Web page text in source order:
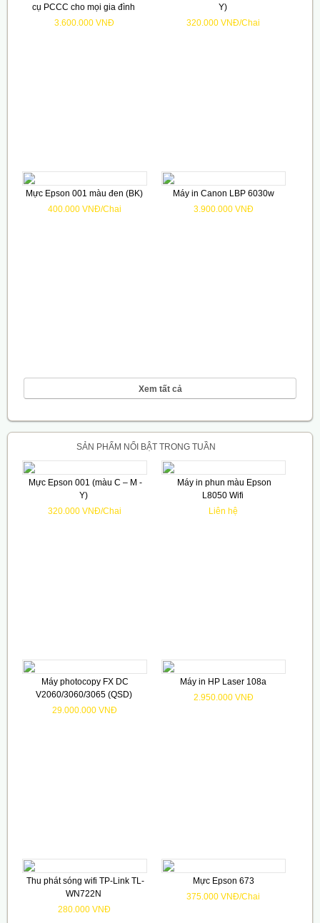
cụ PCCC cho mọi gia đình
3.600.000 VNĐ
Y)
320.000 VNĐ/Chai
Mực Epson 001 màu đen (BK)
400.000 VNĐ/Chai
Máy in Canon LBP 6030w
3.900.000 VNĐ
Xem tất cả
SẢN PHẨM NỔI BẬT TRONG TUẦN
Mực Epson 001 (màu C – M -
Y)
320.000 VNĐ/Chai
Máy in phun màu Epson
L8050 Wifi
Liên hệ
Máy photocopy FX DC
V2060/3060/3065 (QSD)
29.000.000 VNĐ
Máy in HP Laser 108a
2.950.000 VNĐ
Thu phát sóng wifi TP-Link TL-
WN722N
280.000 VNĐ
Mực Epson 673
375.000 VNĐ/Chai